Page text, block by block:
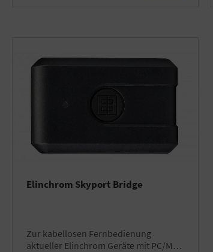
Elinchrom Skyport Bridge
zur kabellosen Fernbedienung
aktueller Elinchrom Geräte mit PC/MAC